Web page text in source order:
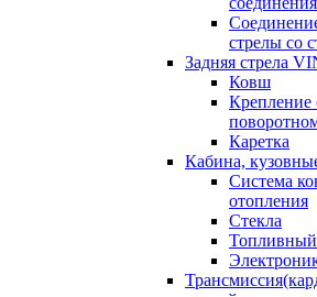
стрелы со
Задняя стрела
Ковш
Крепление
Каретка
Кабина,
Система
отопления
Стекла